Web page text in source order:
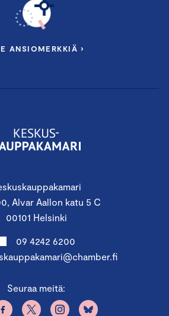
Alvar Aallon katu 5 C
00101 Helsinki
09 4242 6200
Seuraa meitä:
ANSIOMERKKIÄ ›